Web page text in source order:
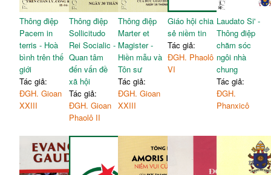
Thông điệp
Pacem in
terris - Hoà
bình trên thế
giới
Tác giả:
ĐGH. Gioan
XXIII
Thông điệp
Sollicitudo
Rei Socialic -
Quan tâm
đến vấn đề
xã hội
Tác giả:
ĐGH. Gioan
Phaolô II
Thông điệp
Marter et
Magister -
Hiền mẫu và
Tôn sư
Tác giả:
ĐGH. Gioan
XXIII
Giáo hội chia
sẻ niềm tin
Tác giả:
ĐGH. Phaolô
VI
Laudato Si' -
Thông điệp
chăm sóc
ngôi nhà
chung
Tác giả:
ĐGH.
Phanxicô